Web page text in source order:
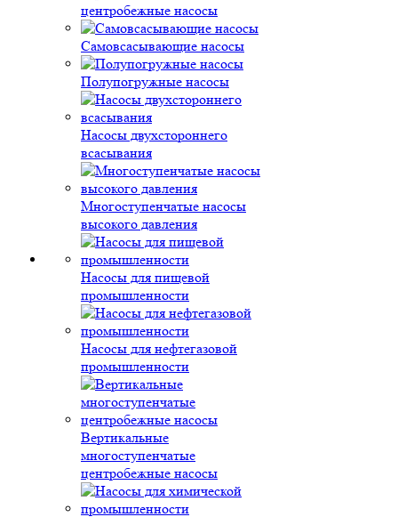
центробежные насосы
Самовсасывающие насосы
Полупогружные насосы
Насосы двухстороннего
всасывания
Многоступенчатые насосы
высокого давления
Насосы для пищевой
промышленности
Насосы для нефтегазовой
промышленности
Вертикальные
многоступенчатые
центробежные насосы